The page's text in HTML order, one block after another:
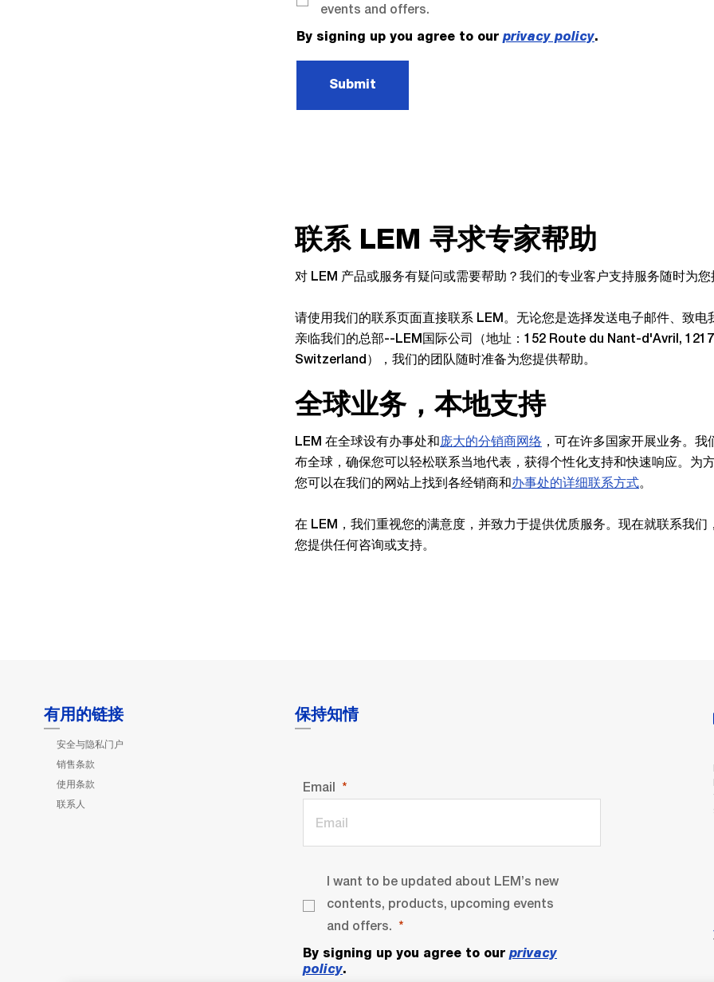
events and offers.
By signing up you agree to our privacy policy.
Submit
联系 LEM 寻求专家帮助
对 LEM 产品或服务有疑问或需要帮助？我们的专业客户支持服务随时为
请使用我们的联系页面直接联系 LEM。无论您是选择发送电子邮件、致电
亲临我们的总部--LEM国际公司（地址：152 Route du Nant-d'Avril,
Switzerland），我们的团队随时准备为您提供帮助。
全球业务，本地支持
LEM 在全球设有办事处和庞大的分销商网络 ，可在许多国家开展业务。我
布全球，确保您可以轻松联系当地代表，获得个性化支持和快速响应。为
您可以在我们的网站上找到各经销商和办事处的详细联系方式。
在 LEM，我们重视您的满意度，并致力于提供优质服务。现在就联系我们
您提供任何咨询或支持。
有用的链接
安全与隐私门户
销售条款
使用条款
联系人
保持知情
Email
I want to be updated about LEM’s new
contents, products, upcoming events
and offers.
By signing up you agree to our privacy
policy.